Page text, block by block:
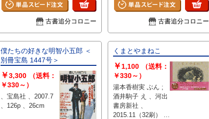
古書追分コロニー 古書追分コロニー
僕たちの好きな明智小五郎 ＜
別冊宝島 1447号＞
￥3,300
（送料：
￥330～）
、宝島社 、2007.7
、126p 、26cm
くまとやまねこ
￥ 1,100
（送料：
￥330～）
湯本香樹実 ぶん ;
酒井駒子 え 、河出
書房新社 、
2015.11（32刷） 、